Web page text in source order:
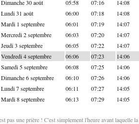
Dimanche 30 août 05:58 07:16 14:08
Lundi 31 août 06:00 07:18 14:08
Mardi 1 septembre 06:01 07:19 14:07
Mercredi 2 septembre 06:03 07:20 14:07
Jeudi 3 septembre 06:05 07:22 14:07
Vendredi 4 septembre 06:06 07:23 14:06
Samedi 5 septembre 06:08 07:25 14:06
Dimanche 6 septembre 06:10 07:26 14:06
Lundi 7 septembre 06:11 07:27 14:05
Mardi 8 septembre 06:13 07:29 14:05
pas une prière ! C'est simplement l'heure avant laquelle